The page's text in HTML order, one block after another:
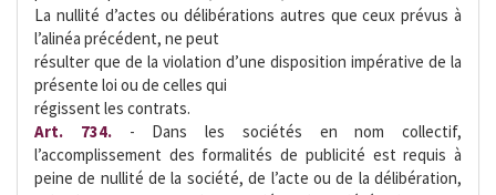
La nullité d’actes ou délibérations autres que ceux prévus à
l’alinéa précédent, ne peut
résulter que de la violation d’une disposition impérative de la
présente loi ou de celles qui
régissent les contrats.
Art. 734.- Dans les sociétés en nom collectif,
l’accomplissement des formalités de publicité est requis à
peine de nullité de la société, de l’acte ou de la délibération,